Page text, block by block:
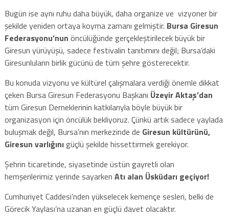
Bugün ise aynı ruhu daha büyük, daha organize ve vizyoner bir
şekilde yeniden ortaya koyma zamanı gelmiştir. Bursa Giresun
Federasyonu’nun öncülüğünde gerçekleştirilecek büyük bir
Giresun yürüyüşü, sadece festivalin tanıtımını değil; Bursa’daki
Giresunluların birlik gücünü de tüm şehre gösterecektir.
Bu konuda vizyonu ve kültürel çalışmalara verdiği önemle dikkat
çeken Bursa Giresun Federasyonu Başkanı Üzeyir Aktaş’dan
tüm Giresun Derneklerinin katkılarıyla böyle büyük bir
organizasyon için öncülük bekliyoruz. Çünkü artık sadece yaylada
buluşmak değil, Bursa’nın merkezinde de Giresun kültürünü,
Giresun varlığınıgüçlü şekilde hissettirmek gerekiyor.
Şehrin ticaretinde, siyasetinde üstün gayretli olan
hemşerilerimiz yerinde sayarken Atı alan Üsküdarı geçiyor!
Cumhuriyet Caddesi’nden yükselecek kemençe sesleri, belki de
Görecik Yaylası’na uzanan en güçlü davet olacaktır.